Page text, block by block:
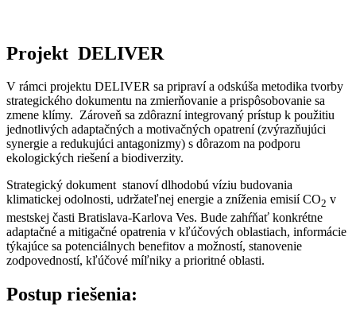
Projekt DELIVER
V rámci projektu DELIVER sa pripraví a odskúša metodika tvorby
strategického dokumentu na zmierňovanie a prispôsobovanie sa
zmene klímy. Zároveň sa zdôrazní integrovaný prístup k použitiu
jednotlivých adaptačných a motivačných opatrení (zvýrazňujúci
synergie a redukujúci antagonizmy) s dôrazom na podporu
ekologických riešení a biodiverzity.
Strategický dokument stanoví dlhodobú víziu budovania
klimatickej odolnosti, udržateľnej energie a zníženia emisií CO2 v
mestskej časti Bratislava-Karlova Ves. Bude zahŕňať konkrétne
adaptačné a mitigačné opatrenia v kľúčových oblastiach, informácie
týkajúce sa potenciálnych benefitov a možností, stanovenie
zodpovedností, kľúčové míľniky a prioritné oblasti.
Postup riešenia: